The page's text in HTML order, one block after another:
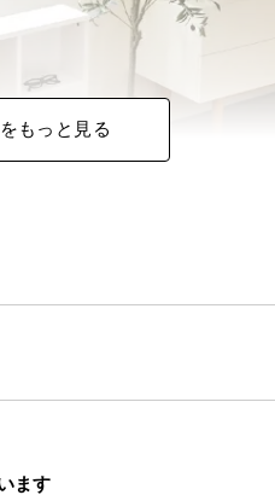
もっと見る
ます